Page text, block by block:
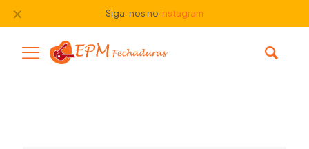
Siga-nos no instagram
✕